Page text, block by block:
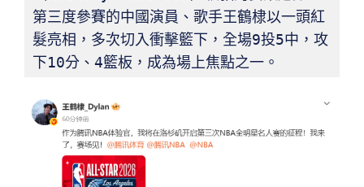
第三度參賽的中國演員、歌手王鶴棣以一頭紅
髮亮相，多次切入衝擊籃下，全場9投5中，攻
下10分、4籃板，成為場上焦點之一。